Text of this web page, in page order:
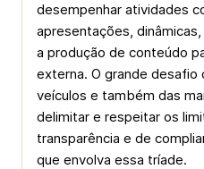
desempenhar atividades
apresentações,
a produção de conteúdo
externa. O grande desafio
veículos e também das
delimitar e respeitar os
transparência e de
que envolva essa tríade.